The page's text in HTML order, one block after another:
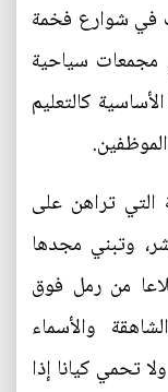
في شوارع فخمة
مجمعات سياحية
كالتعليم
التي تراهن على
وتبني مجدها
من رمل فوق
والأسماء
تحمي كيانا إذا